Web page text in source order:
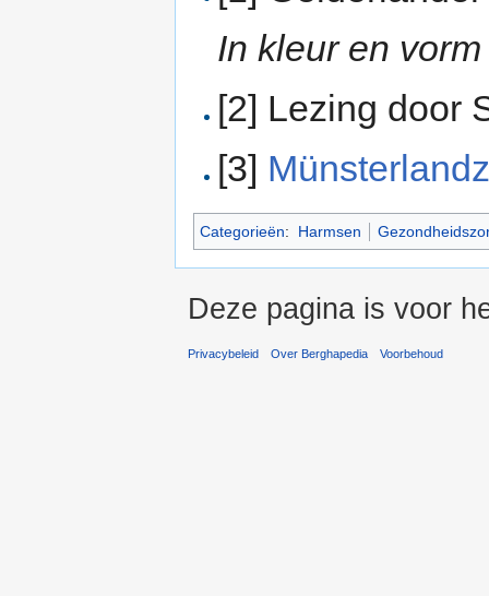
In kleur en
[2] Lezing door
[3]
Categorieën: Harmsen
Deze pagina is voor
Privacybeleid Over Berghapedia Voorbehoud